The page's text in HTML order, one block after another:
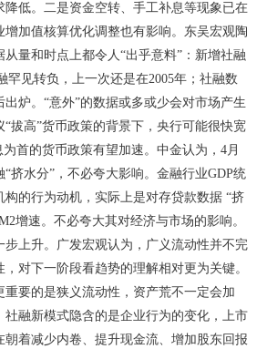
降低。二是资金空转、手工补息等现象已在
增加值核算优化调整也有影响。东吴宏观陶
从量和时点上都令人“出乎意料”：新增社融
罕见转负，上一次还是在2005年；社融数
炉。“意外”的数据或多或少会对市场产生
拔高”货币政策的背景下，央行可能很快宽
首的货币政策有望加速。中金认为，4月
挤水分”，不必夸大影响。金融行业GDP统
的行为动机，实际上是对存贷款数据 “挤
增速。不必夸大其对经济与市场的影响。
步上升。广发宏观认为，广义流动性并不完
对下一阶段看趋势的理解相对更为关键。
重要的是狭义流动性，资产荒不一定会加
社融新模式隐含的是企业行为的变化，上市
朝着减少内卷、提升现金流、增加股东回报